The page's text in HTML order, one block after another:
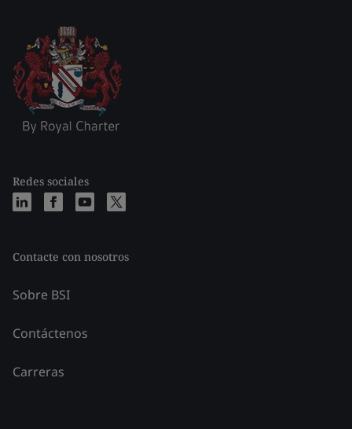
Redes sociales
Contacte con nosotros
Sobre BSI
Contáctenos
Carreras